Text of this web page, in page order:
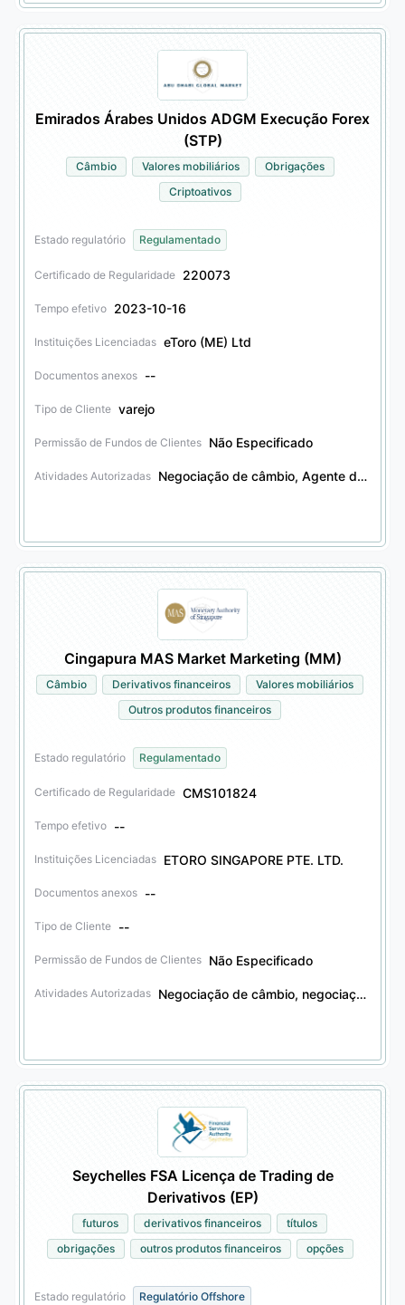
Emirados Árabes Unidos ADGM Execução Forex
(STP)
Câmbio Valores mobiliários
Obrigações
Criptoativos
Estado regulatório Regulamentado
Certificado de Regularidade 220073
Tempo efetivo 2023-10-16
Instituições Licenciadas eToro (ME) Ltd
Documentos anexos --
Tipo de Cliente varejo
Permissão de Fundos de Clientes Não Especificado
Atividades Autorizadas Negociação de câmbio, Agente de câmbio, Negociação de valores mobiliários, Agente de valores mobiliários, Negociação de obrigações, Agente de obrigações, Negociação de criptoativos, Agente de criptoativos, Serviços fiduciários
Cingapura MAS Market Marketing (MM)
Câmbio Derivativos financeiros
Valores mobiliários
Outros produtos financeiros
Estado regulatório Regulamentado
Certificado de Regularidade CMS101824
Tempo efetivo --
Instituições Licenciadas ETORO SINGAPORE PTE. LTD.
Documentos anexos --
Tipo de Cliente --
Permissão de Fundos de Clientes Não Especificado
Atividades Autorizadas Negociação de câmbio, negociação de derivativos financeiros, negociação de valores mobiliários, negociação de outros produtos financeiros, serviços fiduciários
Seychelles FSA Licença de Trading de
Derivativos (EP)
futuros derivativos financeiros
títulos
obrigações
outros produtos financeiros opções
Estado regulatório Regulatório Offshore